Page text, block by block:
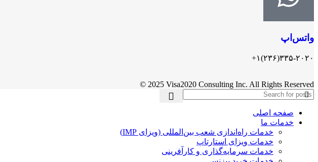
واتس‌اپ
۳۳۵-۲۰۲۰(۲۳۶)۱+
© 2025 Visa2020 Consulting Inc. All Rights Reserved
صفحه اصلی
خدمات ما
خدمات راه‌اندازی شعب بین‌المللی (ویزای IMP)
خدمات ویزای استارتاپ
خدمات سرمایه‌گذاری و کارآفرینی